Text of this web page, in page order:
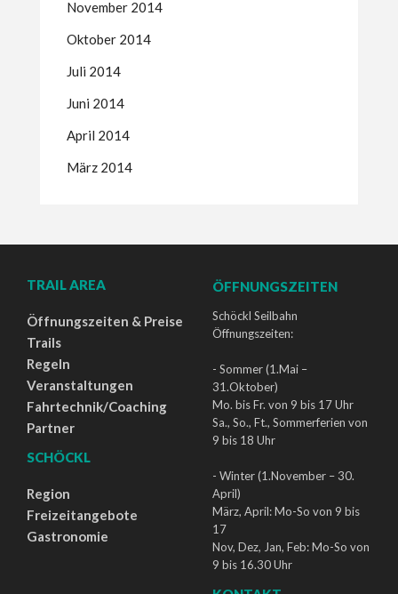
November 2014
Oktober 2014
Juli 2014
Juni 2014
April 2014
März 2014
TRAIL AREA
Öffnungszeiten & Preise
Trails
Regeln
Veranstaltungen
Fahrtechnik/Coaching
Partner
SCHÖCKL
Region
Freizeitangebote
Gastronomie
ÖFFNUNGSZEITEN
Schöckl Seilbahn
Öffnungszeiten:
- Sommer (1.Mai –
31.Oktober)
Mo. bis Fr. von 9 bis 17 Uhr
Sa., So., Ft., Sommerferien von
9 bis 18 Uhr
- Winter (1.November – 30.
April)
März, April: Mo-So von 9 bis
17
Nov, Dez, Jan, Feb: Mo-So von
9 bis 16.30 Uhr